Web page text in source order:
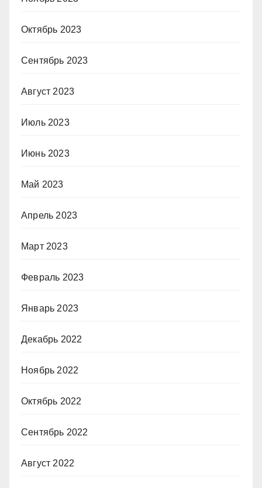
Октябрь 2023
Сентябрь 2023
Август 2023
Июль 2023
Июнь 2023
Май 2023
Апрель 2023
Март 2023
Февраль 2023
Январь 2023
Декабрь 2022
Ноябрь 2022
Октябрь 2022
Сентябрь 2022
Август 2022